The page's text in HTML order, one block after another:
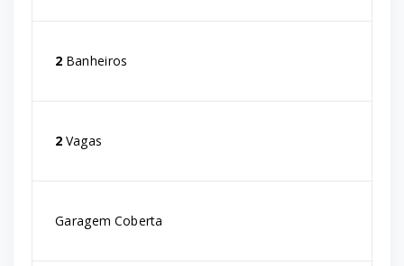
2 Banheiros
2 Vagas
Garagem Coberta